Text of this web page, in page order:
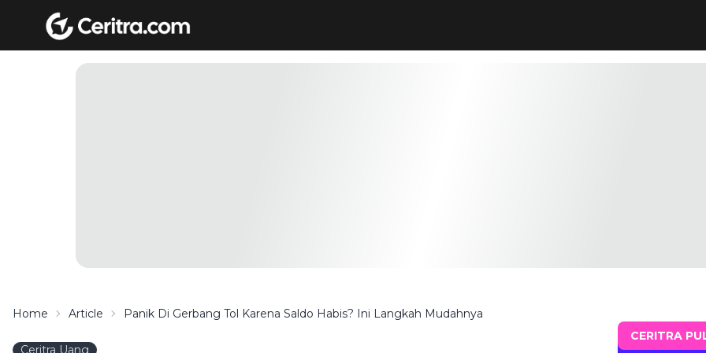
Home Article Panik Di Gerbang Tol Karena Saldo Habis? Ini Langkah Mudahnya
Ceritra Uang
CERITRA